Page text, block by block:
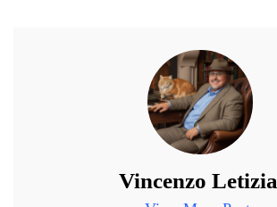
Vincenzo Letizia